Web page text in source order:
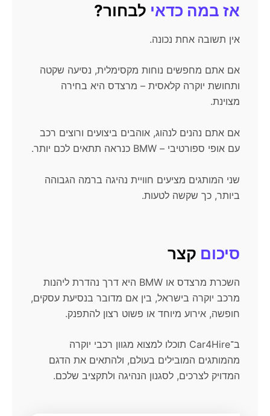
אז במה כדאי לבחור?
אין תשובה אחת נכונה.
אם אתם מחפשים נוחות מקסימלית, נסיעה שקטה
ותחושת יוקרה קלאסית – מרצדס היא בחירה
מצוינת.
אם אתם נהנים לנהוג, אוהבים ביצועים ורוצים רכב
עם אופי ספורטיבי – BMW כנראה תתאים לכם יותר.
שני המותגים מציעים חוויית נהיגה ברמה הגבוהה
ביותר, כך שקשה לטעות.
סיכום קצר
השכרת מרצדס או BMW היא דרך נהדרת ליהנות
מרכב יוקרה בישראל, בין אם מדובר בנסיעת עסקים,
חופשה, אירוע מיוחד או פשוט רצון להתפנק.
ב־Car4Hire תוכלו למצוא מגוון רכבי יוקרה
מהמותגים המובילים בעולם, ולהתאים את הדגם
המדויק לצרכים, לסגנון הנהיגה ולתקציב שלכם.